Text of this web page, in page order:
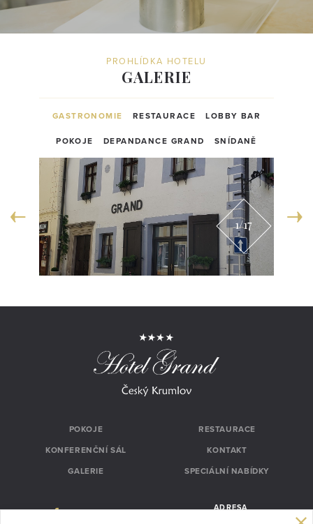
PROHLÍDKA HOTELU
GALERIE
GASTRONOMIE RESTAURACE LOBBY BAR
POKOJE DEPANDANCE GRAND SNÍDANĚ
1/17
POKOJE
KONFERENČNÍ SÁL
GALERIE
RESTAURACE
KONTAKT
SPECIÁLNÍ NABÍDKY
FACEBOOK ADRESA